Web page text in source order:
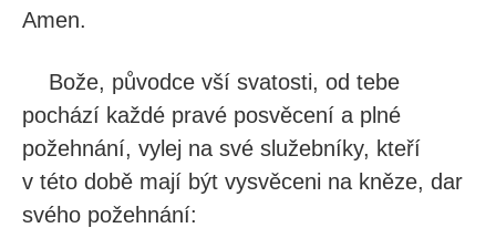
Amen.
Bože, původce vší svatosti, od tebe
pochází každé pravé posvěcení a plné
požehnání, vylej na své služebníky, kteří
v této době mají být vysvěceni na kněze, dar
svého požehnání: